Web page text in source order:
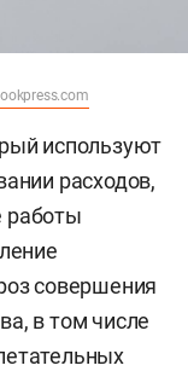
используют
расходов,
работы
совершения
в том числе